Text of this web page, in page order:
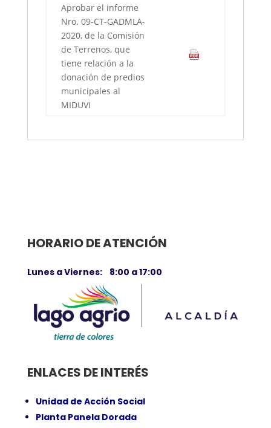
Aprobar el informe
Nro. 09-CT-GADMLA-
2020, de la Comisión
de Terrenos, que
tiene relación a la
donación de predios
municipales al
MIDUVI
HORARIO DE ATENCIÓN
Lunes a Viernes: 8:00 a 17:00
ENLACES DE INTERÉS
Unidad de Acción Social
Planta Panela Dorada